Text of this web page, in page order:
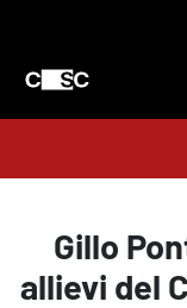
Gillo
allievi del